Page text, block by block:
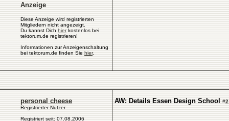
Anzeige
Diese Anzeige wird registrierten
Mitgliedern nicht angezeigt.
Du kannst Dich hierkostenlos bei
tektorum.de registrieren!
Informationen zur Anzeigenschaltung
bei tektorum.de finden Sie hier.
personal cheese
Registrierter Nutzer
Registriert seit: 07.08.2006
AW: Details Essen Design School #2